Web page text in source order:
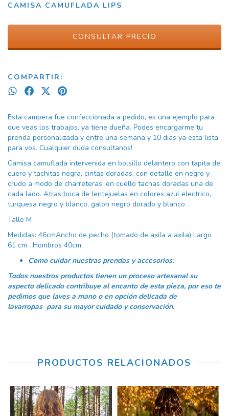
CAMISA CAMUFLADA LIPS
COMPARTIR:
Esta campera fue confeccionada a pedido, es una ejemplo para
que veas los trabajos, ya tiene dueña. Podes encargarme tu
prenda personalizada y entre una semana y 10 dias ya esta lista
para vos. Cualquier duda consultanos!
Camisa camuflada intervenida en bolsillo delantero con tapita de
cuero y tachitas negra, cintas doradas, con detalle en negro y
crudo a modo de charreteras, en cuello tachas doradas una de
cada lado. Atras boca de lentejuelas en colores azul electrico,
turquesa negro y blanco, galon negro dorado y blanco .
Talle M
Medidas: 46cmAncho de pecho (tomado de axila a axila) Largo
61 cm , Hombros 40cm
Como cuidar nuestras prendas y accesorios:
Todos nuestros productos tienen un proceso artesanal su
aspecto delicado contribuye al encanto de esta pieza, por eso te
pedimos que laves a mano o en opción delicada de
lavarropas para su mayor cuidado y conservación.
PRODUCTOS RELACIONADOS